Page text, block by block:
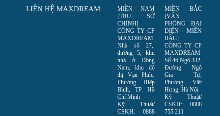
LIÊN HỆ MAXDREAM
MIỀN NAM
[TRỤ SỞ
CHÍNH]
CÔNG TY CP
MAXDREAM
Nhà số 27,
đường 5, khu
nhà ở Đông
Nam, khu đô
thị Vạn Phúc,
Phường Hiệp
Bình, TP. Hồ
Chí Minh
Kỹ Thuật/
CSKH: 0888
MIỀN BẮC
[VĂN
PHÒNG ĐẠI
DIỆN MIỀN
BẮC]
CÔNG TY CP
MAXDREAM
Số 46 Ngõ 332,
Đường Ngô
Gia Tự,
Phường Việt
Hưng, Hà Nội
Kỹ Thuật/
CSKH: 0888
755 211